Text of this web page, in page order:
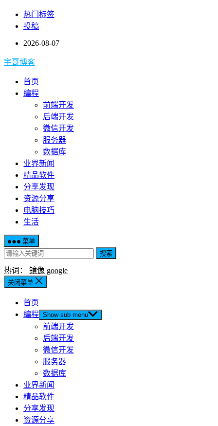
热门标签
投稿
2026-08-07
宇哥博客
首页
编程
前端开发
后端开发
微信开发
服务器
数据库
业界新闻
精品软件
分享发现
资源分享
电脑技巧
生活
菜单
搜索
热词： 镜像 google
关闭菜单
首页
编程 Show sub menu
前端开发
后端开发
微信开发
服务器
数据库
业界新闻
精品软件
分享发现
资源分享